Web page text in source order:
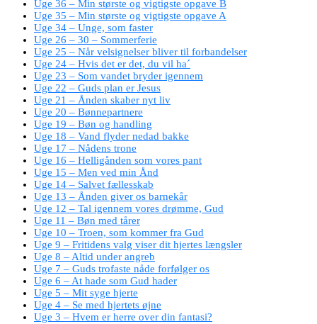
Uge 36 – Min største og vigtigste opgave B
Uge 35 – Min største og vigtigste opgave A
Uge 34 – Unge, som faster
Uge 26 – 30 – Sommerferie
Uge 25 – Når velsignelser bliver til forbandelser
Uge 24 – Hvis det er det, du vil ha´
Uge 23 – Som vandet bryder igennem
Uge 22 – Guds plan er Jesus
Uge 21 – Ånden skaber nyt liv
Uge 20 – Bønnepartnere
Uge 19 – Bøn og handling
Uge 18 – Vand flyder nedad bakke
Uge 17 – Nådens trone
Uge 16 – Helligånden som vores pant
Uge 15 – Men ved min Ånd
Uge 14 – Salvet fællesskab
Uge 13 – Ånden giver os barnekår
Uge 12 – Tal igennem vores drømme, Gud
Uge 11 – Bøn med tårer
Uge 10 – Troen, som kommer fra Gud
Uge 9 – Fritidens valg viser dit hjertes længsler
Uge 8 – Altid under angreb
Uge 7 – Guds trofaste nåde forfølger os
Uge 6 – At hade som Gud hader
Uge 5 – Mit syge hjerte
Uge 4 – Se med hjertets øjne
Uge 3 – Hvem er herre over din fantasi?